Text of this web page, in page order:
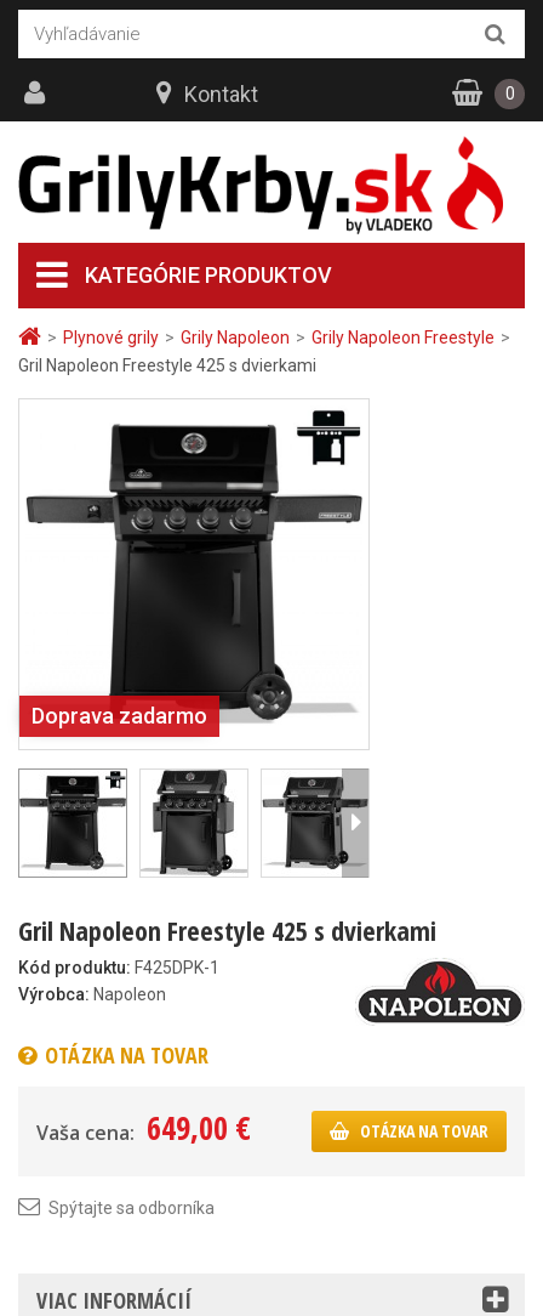
> Plynové grily > Grily Napoleon > Grily Napoleon Freestyle >
Gril Napoleon Freestyle 425 s dvierkami
Doprava zadarmo
Gril Napoleon Freestyle 425 s dvierkami
Kód produktu: F425DPK-1
Výrobca: Napoleon
OTÁZKA NA TOVAR
Vaša cena: 649,00 € OTÁZKA NA TOVAR
Spýtajte sa odborníka
VIAC INFORMÁCIÍ
KATEGÓRIE PRODUKTOV
Kontakt 0